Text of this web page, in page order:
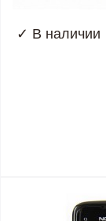
✓ В наличии